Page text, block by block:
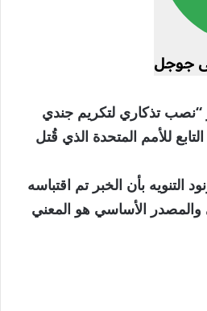
جوجل
تذكاري لتكريم جندي
للأمم المتحدة الذي قُتل
اشراق العالم 24 ونود التنويه بأن الخبر تم اقتباسه
الأساسي هو المعني